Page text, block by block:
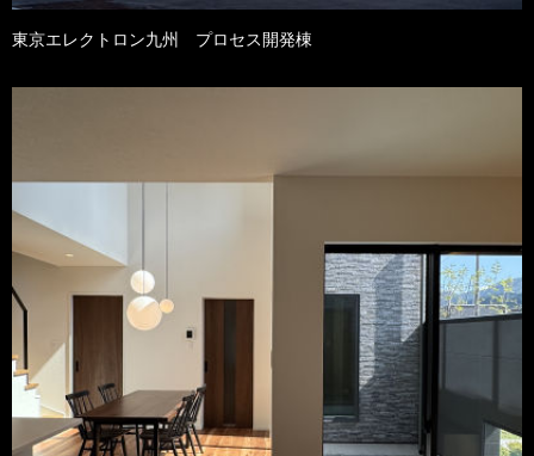
東京エレクトロン九州 プロセス開発棟